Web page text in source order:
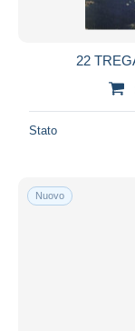
22
Stato
Nuovo